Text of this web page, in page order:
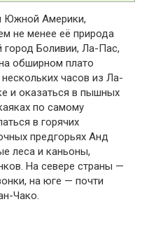
Южной Америки,
не менее её природа
город Боливии, Ла-Пас,
обширном плато
часов из Ла-
и оказаться в пышных
по самому
в горячих
предгорьях Анд
леса и каньоны,
На севере страны —
на юге — почти
Чако.